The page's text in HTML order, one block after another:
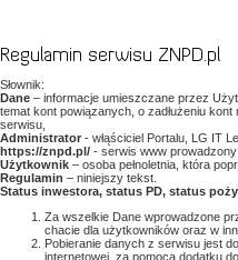
Regulamin serwisu ZNPD.pl
Słownik:
Dane – informacje umieszczane przez
temat kont powiązanych, o zadłużeniu
serwisu,
Administrator - włąściciel Portalu, LG IT
https://znpd.pl/ - serwis www
Użytkownik – osoba pełnoletnia, która
Regulamin – niniejszy tekst.
Status inwestora, status PD, status
Za wszelkie Dane wprowadzone
chacie dla użytkowników oraz w
Pobieranie danych z serwisu jest
internetowej, za pomocą dodatku